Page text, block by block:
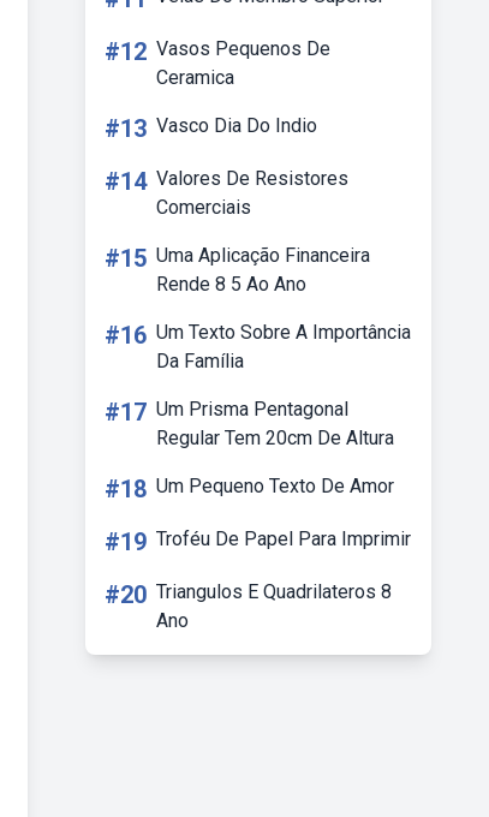
#12 Vasos Pequenos De
Ceramica
#13 Vasco Dia Do Indio
#14 Valores De Resistores
Comerciais
#15 Uma Aplicação Financeira
Rende 8 5 Ao Ano
#16 Um Texto Sobre A Importância
Da Família
#17 Um Prisma Pentagonal
Regular Tem 20cm De Altura
#18 Um Pequeno Texto De Amor
#19 Troféu De Papel Para Imprimir
#20 Triangulos E Quadrilateros 8
Ano